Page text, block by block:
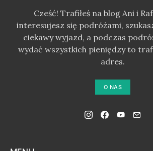
Cześć! Trafiłeś na blog Ani i
interesujesz się podróżami,
ciekawy wyjazd, a podczas
wydać wszystkich pieniędzy to
adres.
O NAS